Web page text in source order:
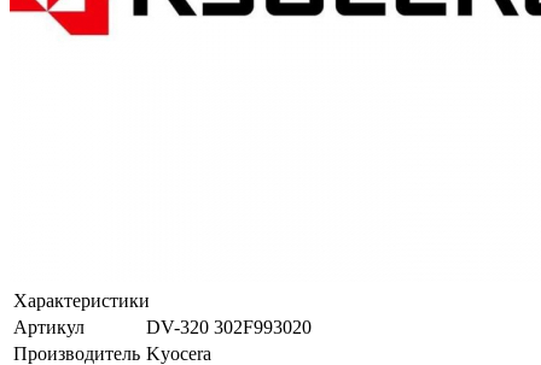
Характеристики
Артикул
DV-320 302F993020
Производитель Kyocera